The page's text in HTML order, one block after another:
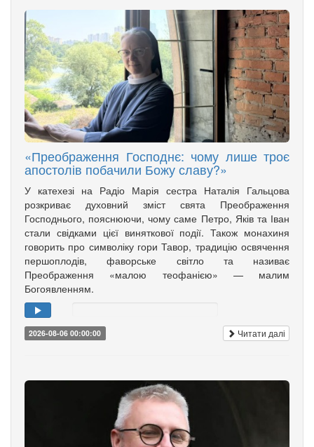
«Преображення Господнє: чому лише троє
апостолів побачили Божу славу?»
У катехезі на Радіо Марія сестра Наталія Гальцова
розкриває духовний зміст свята Преображення
Господнього, пояснюючи, чому саме Петро, Яків та Іван
стали свідками цієї виняткової події. Також монахиня
говорить про символіку гори Тавор, традицію освячення
першоплодів, фаворське світло та називає
Преображення «малою теофанією» — малим
Богоявленням.
2026-08-06 00:00:00 Читати далі